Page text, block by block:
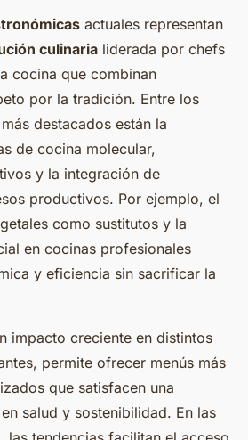
actuales representan
culinaria liderada por chefs
cocina que combinan
por la tradición. Entre los
más destacados están la
de cocina molecular,
y la integración de
productivos. Por ejemplo, el
como sustitutos y la
en cocinas profesionales
y eficiencia sin sacrificar la
impacto creciente en distintos
permite ofrecer menús más
que satisfacen una
salud y sostenibilidad. En las